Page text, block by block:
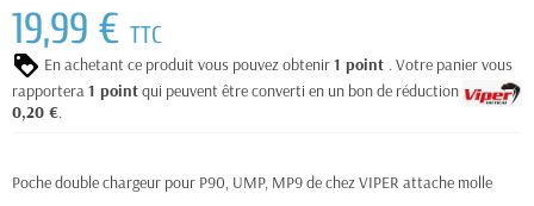
19,99 € TTC
En achetant ce produit vous pouvez obtenir1 point . Votre panier vous
rapportera1 pointqui peuvent être converti en un bon de réduction de
0,20 €.
Poche double chargeur pour P90, UMP, MP9 de chez VIPER attache molle